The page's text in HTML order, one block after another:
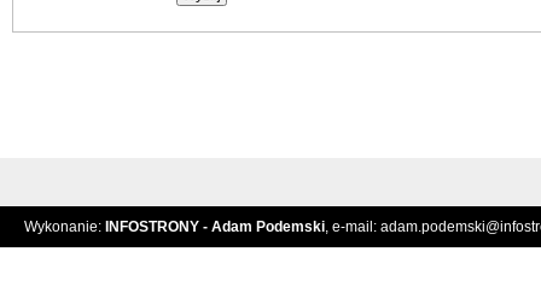
Wykonanie: INFOSTRONY - Adam Podemski, e-mail: